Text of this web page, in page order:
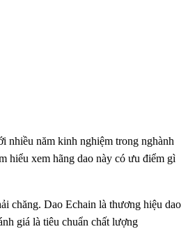
nhiều năm kinh nghiệm trong nghành
hiểu xem hãng dao này có ưu điểm gì
chăng. Dao Echain là thương hiệu dao
giá là tiêu chuẩn chất lượng